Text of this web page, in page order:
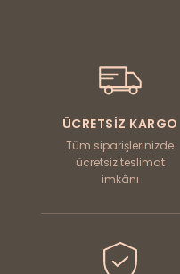
ÜCRETSIZ KARGO
Tüm siparişlerinizde
ücretsiz teslimat
imkânı